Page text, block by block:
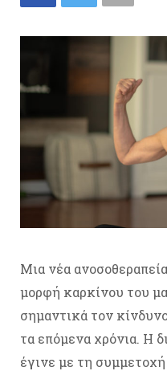
Μια νέα
μορφή καρκίνου του
σημαντικά τον
τα επόμενα χρόνια. Η
έγινε με τη